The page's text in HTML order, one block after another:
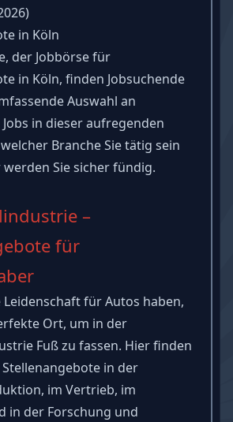
in Köln
der Jobbörse für
in Köln, finden Jobsuchende
Auswahl an
in dieser aufregenden
Branche Sie tätig sein
Sie sicher fündig.
–
für
Leidenschaft für Autos haben,
Ort, um in der
Fuß zu fassen. Hier finden
in der
im Vertrieb, im
in der Forschung und